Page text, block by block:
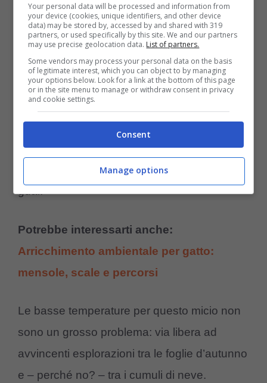
un ambiente stimolante e ricco di giochi.
L’ideale sarebbe mettere a disposizione del
micio una zona all’ara aperta, in cui possa
correre, giocare e divertirsi.
L’area, naturalmente, dovrebbe essere
recintata e posta in sicurezza, per evitare
che il gatto possa scappare e cacciarsi nei
guai.
Potrebbe interessarti anche:
Arricchimento ambientale per gatto:
mensole, scale e percorsi
Le basse temperature per questo micio non
sono un grosso problema: via libera ad
avvincenti esplorazioni tra le foglie d’autunno
e – perché no? – tra i cumuli di neve.
Your personal data will be processed and information from
your device (cookies, unique identifiers, and other device
data) may be stored by, accessed by and shared with 319
partners, or used specifically by this site. We and our partners
may use precise geolocation data. List of partners.
Some vendors may process your personal data on the basis
of legitimate interest, which you can object to by managing
your options below. Look for a link at the bottom of this page
or in the site menu to manage or withdraw consent in privacy
and cookie settings.
Consent
Manage options